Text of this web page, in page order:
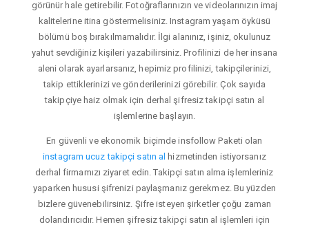
görünür hale getirebilir. Fotoğraflarınızın ve videolarınızın imaj
kalitelerine itina göstermelisiniz. Instagram yaşam öyküsü
bölümü boş bırakılmamalıdır. İlgi alanınız, işiniz, okulunuz
yahut sevdiğiniz kişileri yazabilirsiniz. Profilinizi de her insana
aleni olarak ayarlarsanız, hepimiz profilinizi, takipçilerinizi,
takip ettiklerinizi ve gönderilerinizi görebilir. Çok sayıda
takipçiye haiz olmak için derhal şifresiz takipçi satın al
işlemlerine başlayın.
En güvenli ve ekonomik biçimde insfollow Paketi olan
instagram ucuz takipçi satın al hizmetinden istiyorsanız
derhal firmamızı ziyaret edin. Takipçi satın alma işlemleriniz
yaparken hususi şifrenizi paylaşmanız gerekmez. Bu yüzden
bizlere güvenebilirsiniz. Şifre isteyen şirketler çoğu zaman
dolandırıcıdır. Hemen şifresiz takipçi satın al işlemleri için